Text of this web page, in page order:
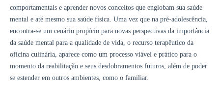
comportamentais e aprender novos conceitos que englobam sua saúde
mental e até mesmo sua saúde física. Uma vez que na pré-adolescência,
encontra-se um cenário propício para novas perspectivas da importância
da saúde mental para a qualidade de vida, o recurso terapêutico da
oficina culinária, aparece como um processo viável e prático para o
momento da reabilitação e seus desdobramentos futuros, além de poder
se estender em outros ambientes, como o familiar.